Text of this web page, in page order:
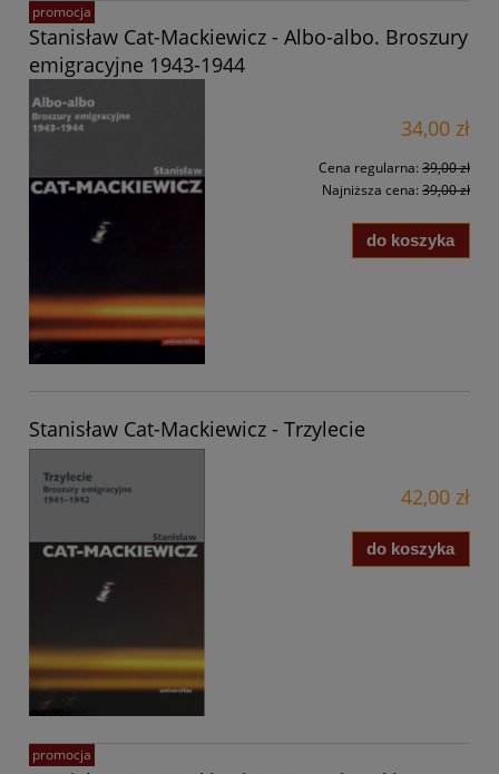
Stanisław Cat-Mackiewicz - Albo-albo. Broszury
emigracyjne 1943-1944
34,00 zł
Cena regularna: 39,00 zł
Najniższa cena: 39,00 zł
do koszyka
promocja
Stanisław Cat-Mackiewicz - Trzylecie
42,00 zł
do koszyka
promocja